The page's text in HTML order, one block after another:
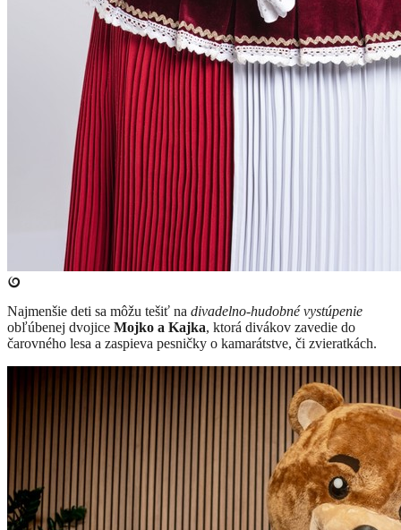
​Najmenšie deti sa môžu tešiť na divadelno-hudobné vystúpenie
obľúbenej dvojice Mojko a Kajka, ktorá divákov zavedie do
čarovného lesa a zaspieva pesničky o kamarátstve, či zvieratkách.